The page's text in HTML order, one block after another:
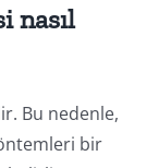
nasıl
Bu nedenle,
bir